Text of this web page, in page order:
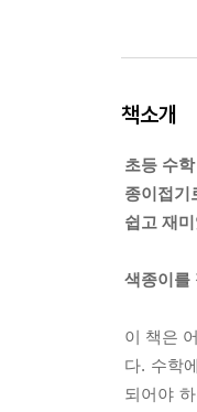
책소개
초등 수
종이접기
쉽고 재
색종이를
이 책은
다. 수학
되어야